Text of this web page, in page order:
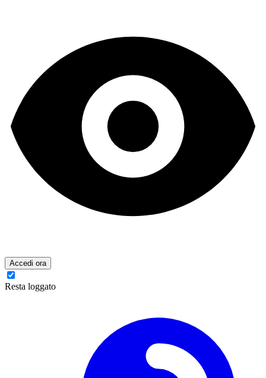
Accedi ora
Resta loggato